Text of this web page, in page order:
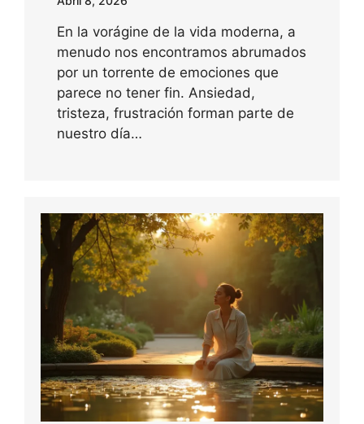
En la vorágine de la vida moderna, a
menudo nos encontramos abrumados
por un torrente de emociones que
parece no tener fin. Ansiedad,
tristeza, frustración forman parte de
nuestro día…